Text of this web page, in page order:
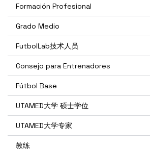
Formación Profesional
Grado Medio
FutbolLab技术人员
Consejo para Entrenadores
Fútbol Base
UTAMED大学 硕士学位
UTAMED大学专家
教练